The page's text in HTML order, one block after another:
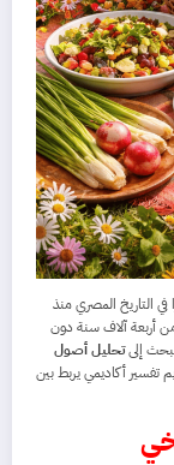
في التاريخ المصري منذ
أربعة آلاف سنة دون
إلىتحليل أصول
تفسير أكاديمي يربط بين